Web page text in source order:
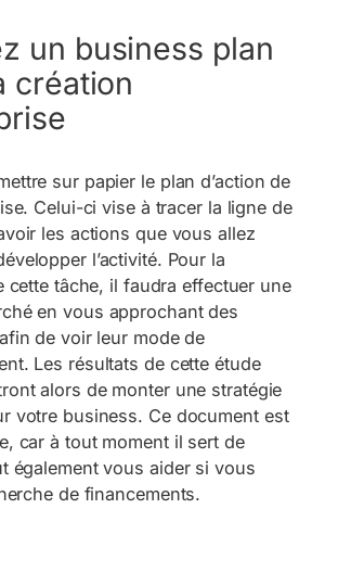
un business plan
création
sur papier le plan d’action de
Celui-ci vise à tracer la ligne de
les actions que vous allez
l’activité. Pour la
cette tâche, il faudra effectuer une
en vous approchant des
de voir leur mode de
Les résultats de cette étude
alors de monter une stratégie
votre business. Ce document est
car à tout moment il sert de
également vous aider si vous
de financements.